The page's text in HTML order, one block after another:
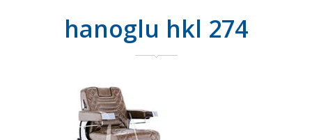
hanoglu hkl 274